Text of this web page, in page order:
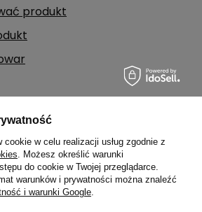
produkt
w celu realizacji usług zgodnie z
. Możesz określić warunki
do cookie w Twojej przeglądarce.
warunków i prywatności można znaleźć
i warunki Google.